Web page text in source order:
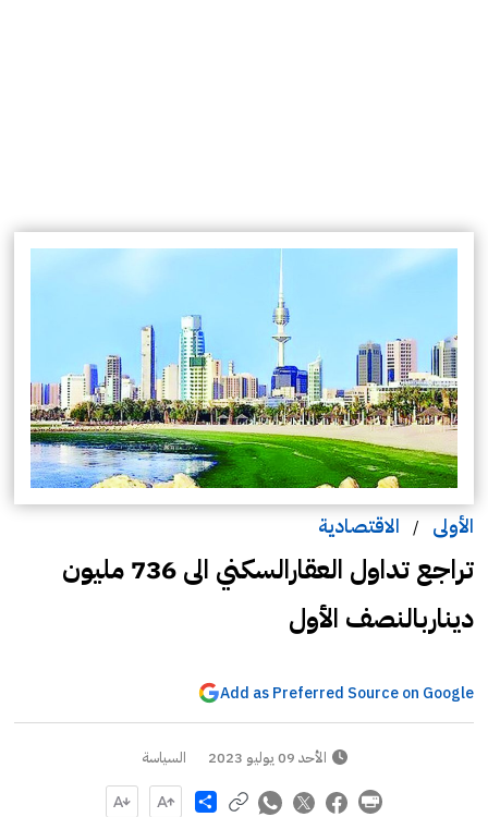
الأولى / الاقتصادية
تراجع تداول العقارالسكني الى 736 مليون
ديناربالنصف الأول
Add as Preferred Source on Google
الأحد 09 يوليو 2023 السياسة
Share